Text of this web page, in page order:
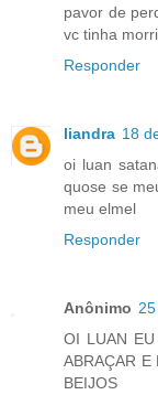
pavor de
vc tinha
Responder
liandra 18
oi luan
quose se
meu elmel
Responder
Anônimo
OI LUAN
ABRAÇAR E
BEIJOS